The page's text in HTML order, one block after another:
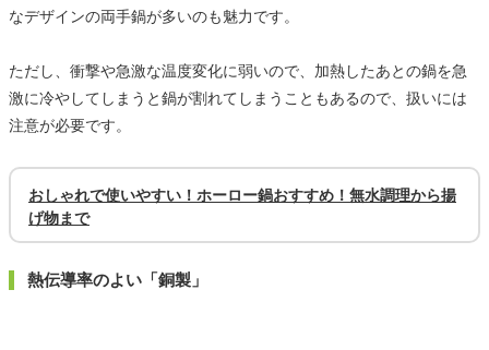
なデザインの両手鍋が多いのも魅力です。
ただし、衝撃や急激な温度変化に弱いので、加熱したあとの鍋を急
激に冷やしてしまうと鍋が割れてしまうこともあるので、扱いには
注意が必要です。
おしゃれで使いやすい！ホーロー鍋おすすめ！無水調理から揚
げ物まで
熱伝導率のよい「銅製」